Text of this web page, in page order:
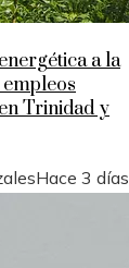
a la
Trinidad y
Hace 3 días